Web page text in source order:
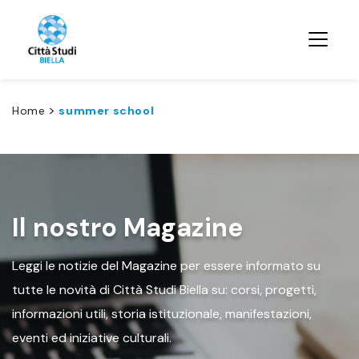
Home > summer school
Il nostro Magazine
Leggi le notizie del Magazine per essere informato su
tutte le novità di Città Studi Biella su: corsi, progetti,
informazioni utili, storia istituzionale, manifestazioni,
eventi ed iniziative culturali.